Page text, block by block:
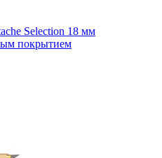
Selection 18 мм
покрытием